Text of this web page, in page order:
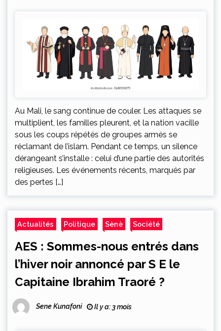
Au Mali, le sang continue de couler. Les attaques se
multiplient, les familles pleurent, et la nation vacille
sous les coups répétés de groupes armés se
réclamant de l’islam. Pendant ce temps, un silence
dérangeant s’installe : celui d’une partie des autorités
religieuses. Les événements récents, marqués par
des pertes […]
Actualités Politique Sènè Société
AES : Sommes-nous entrés dans
l’hiver noir annoncé par S E le
Capitaine Ibrahim Traoré ?
Sene Kunafoni Il y a: 3 mois